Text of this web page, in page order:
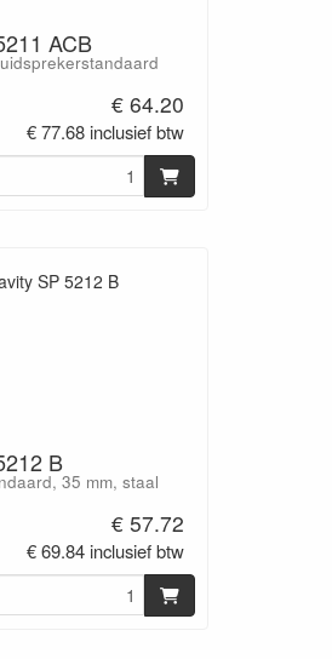
ACB
€ 64.20
€ 77.68 inclusief btw
B
35 mm, staal
€ 57.72
€ 69.84 inclusief btw